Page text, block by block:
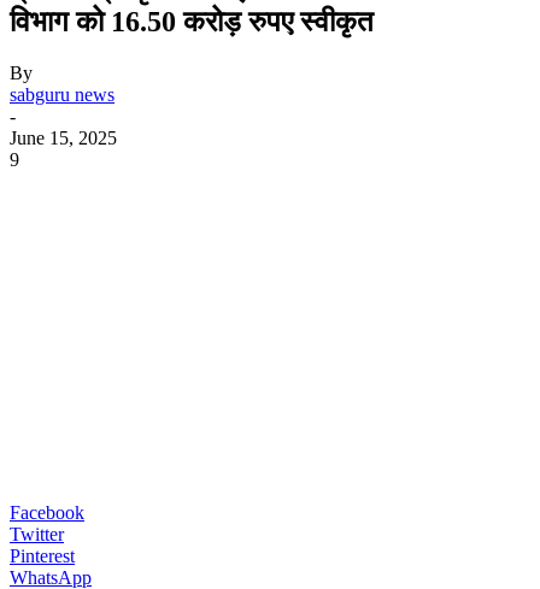
विभाग को 16.50 करोड़ रुपए स्वीकृत
By
sabguru news
-
June 15, 2025
9
Facebook
Twitter
Pinterest
WhatsApp